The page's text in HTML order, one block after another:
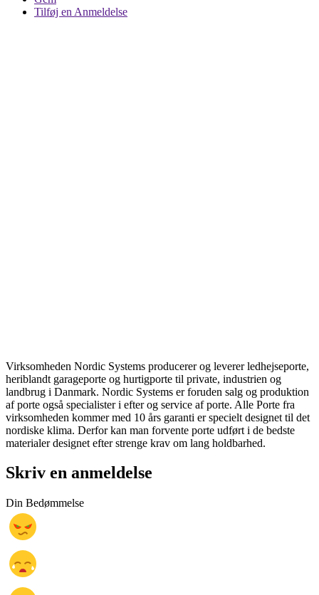
Tilføj en Anmeldelse
Virksomheden Nordic Systems producerer og leverer ledhejseporte,
heriblandt garageporte og hurtigporte til private, industrien og
landbrug i Danmark. Nordic Systems er foruden salg og produktion
af porte også specialister i efter og service af porte. Alle Porte fra
virksomheden kommer med 10 års garanti er specielt designet til det
nordiske klima. Derfor kan man forvente porte udført i de bedste
materialer designet efter strenge krav om lang holdbarhed.
Skriv en anmeldelse
Din Bedømmelse